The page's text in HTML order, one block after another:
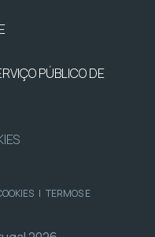
PÚBLICO DE
| TERMOS E